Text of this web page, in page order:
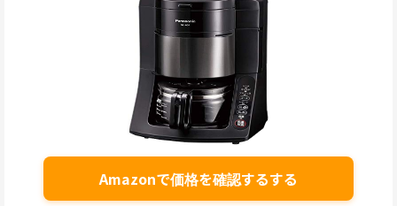
Amazonで価格を確認するする